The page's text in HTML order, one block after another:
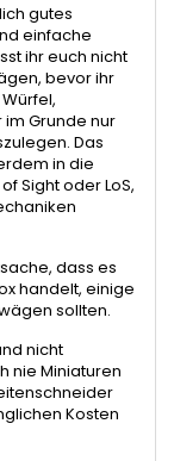
gutes
einfache
ihr euch nicht
bevor ihr
Grunde nur
Das
in die
Sight oder LoS,
dass es
handelt, einige
sollten.
nicht
nie Miniaturen
Kosten